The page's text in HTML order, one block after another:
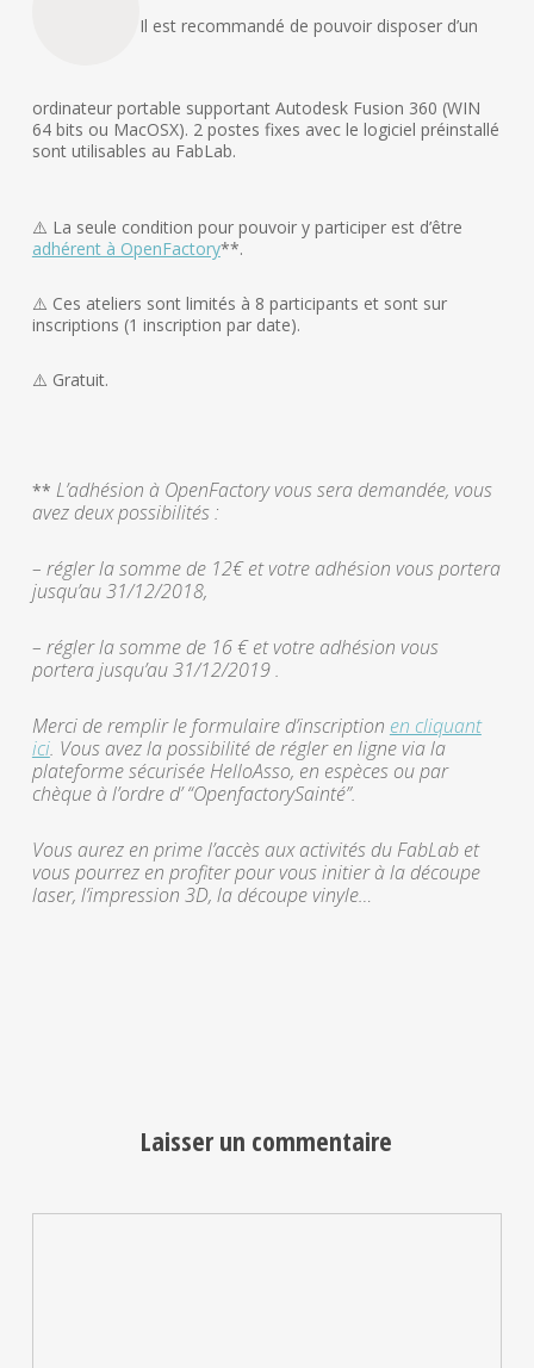
Il est recommandé de pouvoir disposer d’un
ordinateur portable supportant Autodesk Fusion 360 (WIN
64 bits ou MacOSX). 2 postes fixes avec le logiciel préinstallé
sont utilisables au FabLab.
⚠️ La seule condition pour pouvoir y participer est d’être
adhérent à OpenFactory**.
⚠️ Ces ateliers sont limités à 8 participants et sont sur
inscriptions (1 inscription par date).
⚠️ Gratuit.
** L’adhésion à OpenFactory vous sera demandée, vous
avez deux possibilités :
– régler la somme de 12€ et votre adhésion vous portera
jusqu’au 31/12/2018,
– régler la somme de 16 € et votre adhésion vous
portera jusqu’au 31/12/2019 .
Merci de remplir le formulaire d’inscription en cliquant
ici. Vous avez la possibilité de régler en ligne via la
plateforme sécurisée HelloAsso, en espèces ou par
chèque à l’ordre d’ “OpenfactorySainté”.
Vous aurez en prime l’accès aux activités du FabLab et
vous pourrez en profiter pour vous initier à la découpe
laser, l’impression 3D, la découpe vinyle…
Laisser un commentaire